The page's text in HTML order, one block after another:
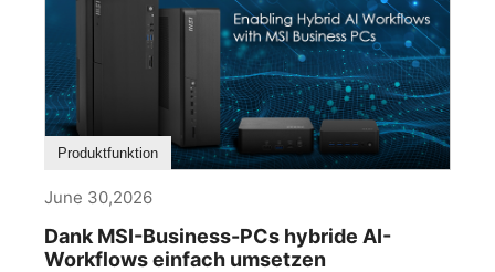
Produktfunktion
June 30,2026
Dank MSI-Business-PCs hybride AI-
Workflows einfach umsetzen